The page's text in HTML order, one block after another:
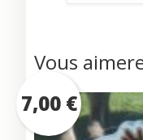
Vous
7,00 €